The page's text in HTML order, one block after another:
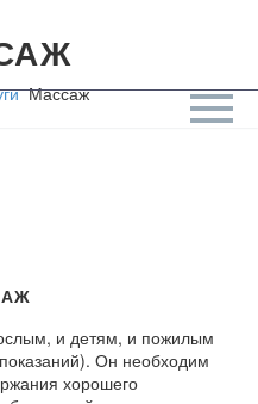
Массаж
и детям, и пожилым
Он необходим
хорошего